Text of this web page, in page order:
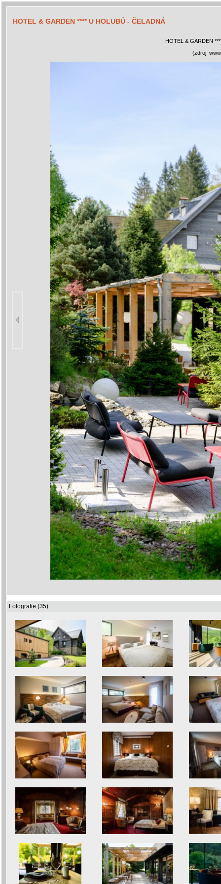
HOTEL & GARDEN **** U HOLUBŮ - ČELADNÁ
HOTEL & GARDEN
(zdroj:
Fotografie (35)